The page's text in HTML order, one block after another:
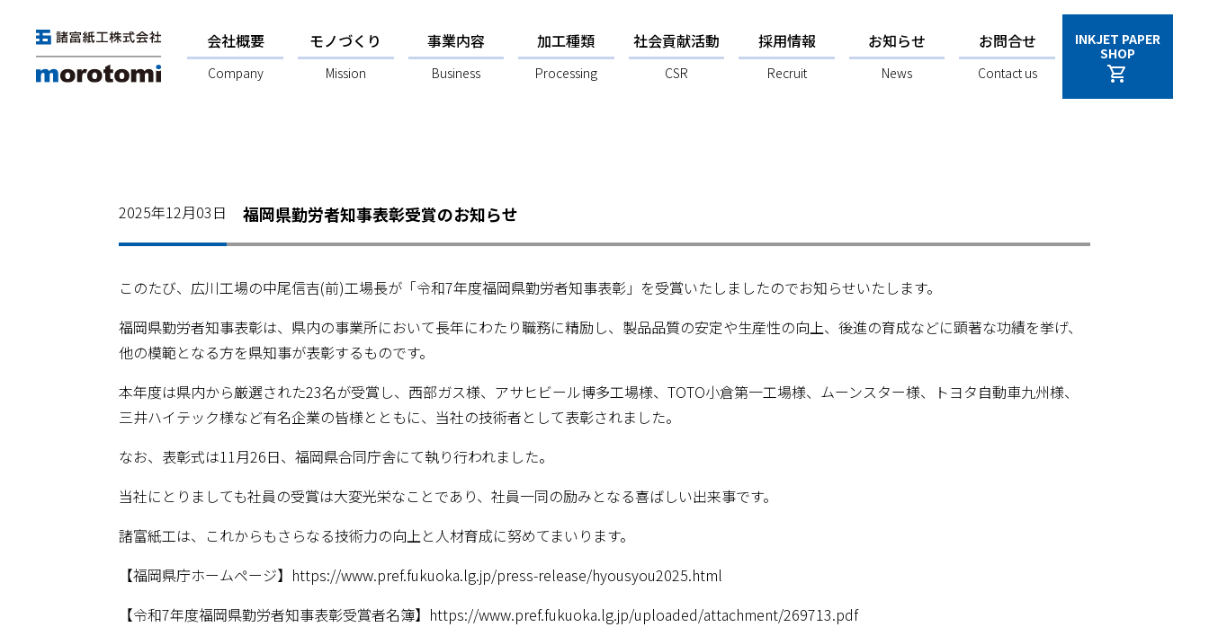
会社概要
Company
モノづくり
Mission
事業内容
Business
加工種類
Processing
社会貢献活動
CSR
採用情報
Recruit
お知らせ
News
お問合せ
Contact us
INKJET PAPER
SHOP
shopping_cart
2025年12月03日 福岡県勤労者知事表彰受賞のお知らせ
このたび、広川工場の中尾信吉(前)工場長が「令和7年度福岡県勤労者知事表彰」を受賞いたしましたのでお知らせいたします。
福岡県勤労者知事表彰は、県内の事業所において長年にわたり職務に精励し、製品品質の安定や生産性の向上、後進の育成などに顕著な功績を挙げ、
他の模範となる方を県知事が表彰するものです。
本年度は県内から厳選された23名が受賞し、西部ガス様、アサヒビール博多工場様、TOTO小倉第一工場様、ムーンスター様、トヨタ自動車九州様、
三井ハイテック様など有名企業の皆様とともに、当社の技術者として表彰されました。
なお、表彰式は11月26日、福岡県合同庁舎にて執り行われました。
当社にとりましても社員の受賞は大変光栄なことであり、社員一同の励みとなる喜ばしい出来事です。
諸富紙工は、これからもさらなる技術力の向上と人材育成に努めてまいります。
【福岡県庁ホームページ】 https://www.pref.fukuoka.lg.jp/press-release/hyousyou2025.html
【令和7年度福岡県勤労者知事表彰受賞者名簿】 https://www.pref.fukuoka.lg.jp/uploaded/attachment/269713.pdf